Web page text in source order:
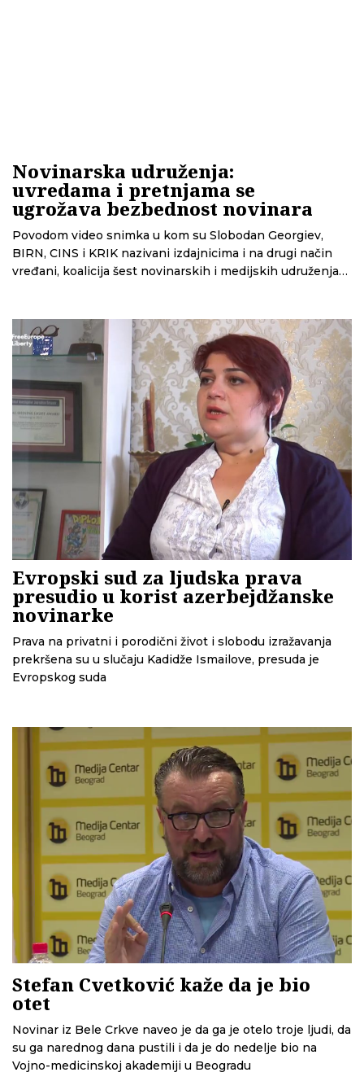
Novinarska udruženja:
uvredama i pretnjama se
ugrožava bezbednost novinara
Povodom video snimka u kom su Slobodan Georgiev,
BIRN, CINS i KRIK nazivani izdajnicima i na drugi način
vređani, koalicija šest novinarskih i medijskih udruženja
napad reagovali i UNS i Harlem Dezir, predstavnik OEBS-
a
Evropski sud za ljudska prava
presudio u korist azerbejdžanske
novinarke
Prava na privatni i porodični život i slobodu izražavanja
prekršena su u slučaju Kadidže Ismailove, presuda je
Evropskog suda
Stefan Cvetković kaže da je bio
otet
Novinar iz Bele Crkve naveo je da ga je otelo troje ljudi, da
su ga narednog dana pustili i da je do nedelje bio na
Vojno-medicinskoj akademiji u Beogradu